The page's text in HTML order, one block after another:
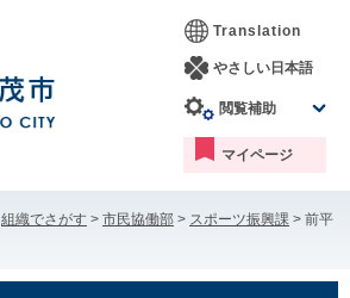
Translation
やさしい日本語
閲覧補助
マイページ
組織でさがす > 市民協働部 > スポーツ振興課 > 前平